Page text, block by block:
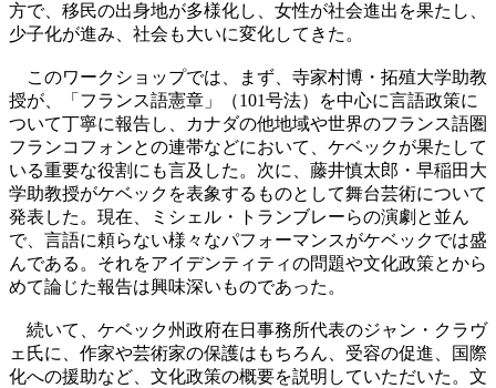
方で、移民の出身地が多様化し、女性が社会進出を果たし、
少子化が進み、社会も大いに変化してきた。
このワークショップでは、まず、寺家村博・拓殖大学助教
授が、「フランス語憲章」（101号法）を中心に言語政策に
ついて丁寧に報告し、カナダの他地域や世界のフランス語圏
フランコフォンとの連帯などにおいて、ケベックが果たして
いる重要な役割にも言及した。次に、藤井慎太郎・早稲田大
学助教授がケベックを表象するものとして舞台芸術について
発表した。現在、ミシェル・トランブレーらの演劇と並ん
で、言語に頼らない様々なパフォーマンスがケベックでは盛
んである。それをアイデンティティの問題や文化政策とから
めて論じた報告は興味深いものであった。
続いて、ケベック州政府在日事務所代表のジャン・クラヴ
ェ氏に、作家や芸術家の保護はもちろん、受容の促進、国際
化への援助など、文化政策の概要を説明していただいた。文